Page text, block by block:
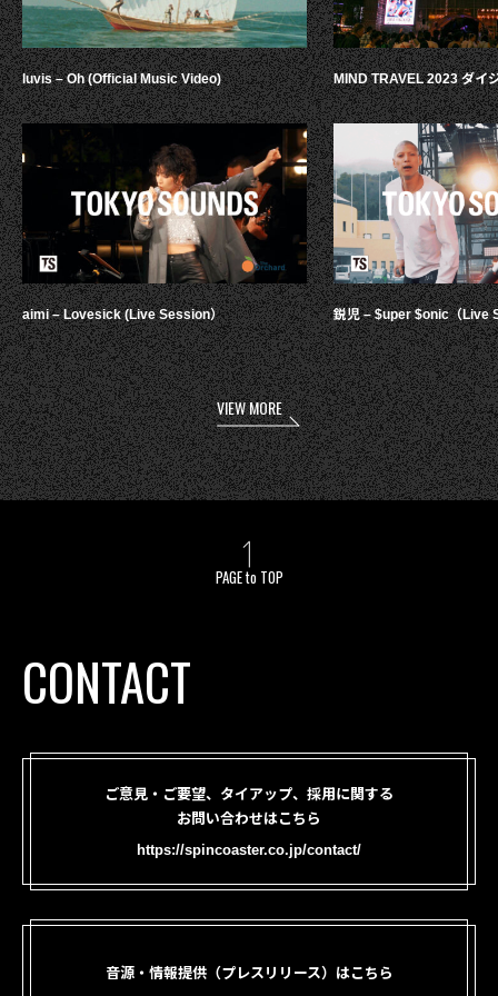
luvis – Oh (Official Music Video)
aimi – Lovesick (Live Session）
MIND TRAVEL 2023 ダイ
鋭児 – $uper $onic（Live
VIEW MORE
PAGE to TOP
CONTACT
ご意見・ご要望、タイアップ、採用に関する
お問い合わせはこちら
https://spincoaster.co.jp/contact/
音源・情報提供（プレスリリース）はこちら